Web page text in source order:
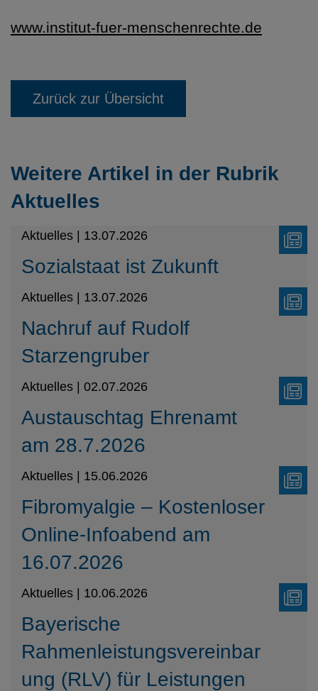
www.institut-fuer-menschenrechte.de
Zurück zur Übersicht
Weitere Artikel in der Rubrik
Aktuelles
Sozialstaat ist Zukunft
Aktuelles | 13.07.2026
Nachruf auf Rudolf
Starzengruber
Aktuelles | 13.07.2026
Austauschtag Ehrenamt
am 28.7.2026
Aktuelles | 02.07.2026
Fibromyalgie – Kostenloser
Online-Infoabend am
16.07.2026
Aktuelles | 15.06.2026
Bayerische
Rahmenleistungsvereinbar
ung (RLV) für Leistungen
Aktuelles | 10.06.2026